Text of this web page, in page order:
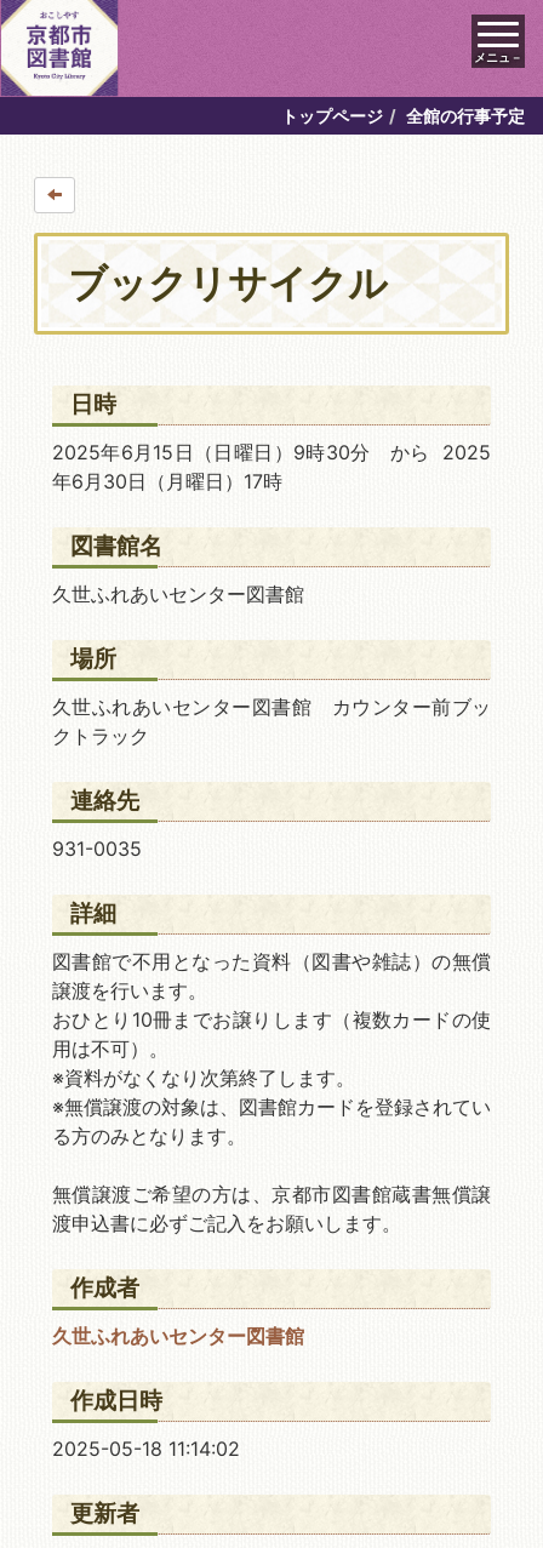
メニュ－
トップページ 全館の行事予定
ブックリサイクル
日時
2025年6月15日 （日曜日）9時30分 から 2025
年6月30日 （月曜日）17時
図書館名
久世ふれあいセンター図書館
場所
久世ふれあいセンター図書館 カウンター前ブッ
クトラック
連絡先
931-0035
詳細
図書館で不用となった資料（図書や雑誌）の無償
譲渡を行います。
おひとり10冊までお譲りします（複数カードの使
用は不可）。
※資料がなくなり次第終了します。
※無償譲渡の対象は、図書館カードを登録されてい
る方のみとなります。
無償譲渡ご希望の方は、京都市図書館蔵書無償譲
渡申込書に必ずご記入をお願いします。
作成者
久世ふれあいセンター図書館
作成日時
2025-05-18 11:14:02
更新者